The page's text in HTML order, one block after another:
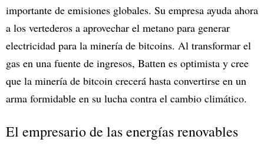
importante de emisiones globales. Su empresa ayuda ahora
a los vertederos a aprovechar el metano para generar
electricidad para la minería de bitcoins. Al transformar el
gas en una fuente de ingresos, Batten es optimista y cree
que la minería de bitcoin crecerá hasta convertirse en un
arma formidable en su lucha contra el cambio climático.
El empresario de las energías renovables